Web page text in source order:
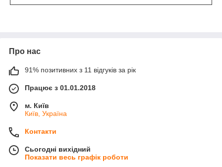
Про нас
91% позитивних з 11 відгуків за рік
Працює з 01.01.2018
м. Київ
Київ, Україна
Контакти
Сьогодні вихідний
Показати весь графік роботи